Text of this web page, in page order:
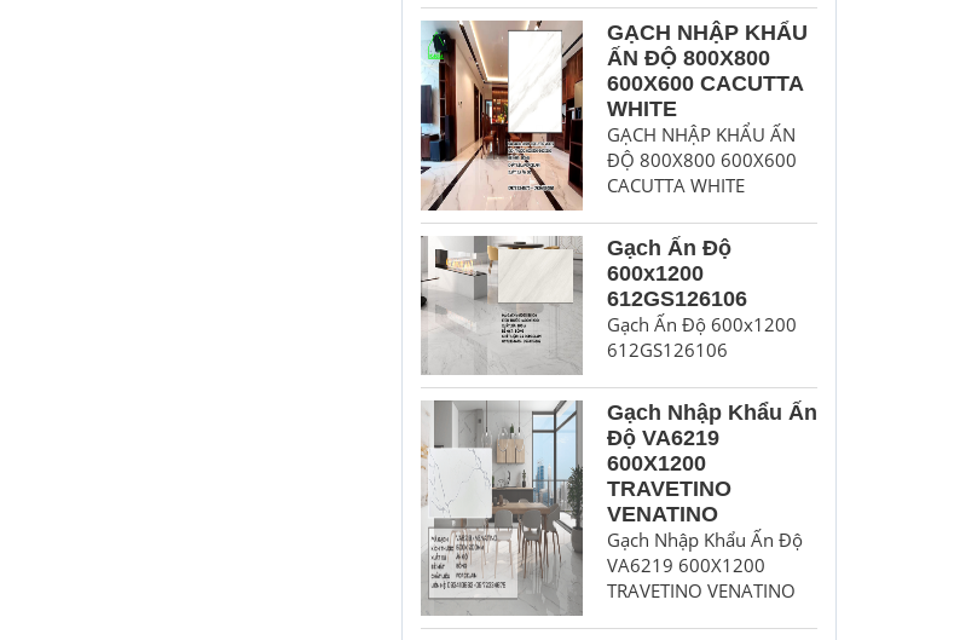
GẠCH NHẬP KHẨU
ẤN ĐỘ 800X800
600X600 CACUTTA
WHITE
GẠCH NHẬP KHẨU ẤN
ĐỘ 800X800 600X600
CACUTTA WHITE
Gạch Ấn Độ
600x1200
612GS126106
Gạch Ấn Độ 600x1200
612GS126106
Gạch Nhập Khẩu Ấn
Độ VA6219
600X1200
TRAVETINO
VENATINO
Gạch Nhập Khẩu Ấn Độ
VA6219 600X1200
TRAVETINO VENATINO